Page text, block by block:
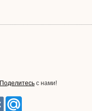
Поделитесь с нами!